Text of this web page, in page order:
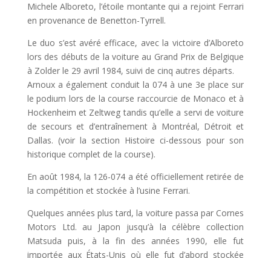
Michele Alboreto, l’étoile montante qui a rejoint Ferrari
en provenance de Benetton-Tyrrell.
Le duo s’est avéré efficace, avec la victoire d’Alboreto
lors des débuts de la voiture au Grand Prix de Belgique
à Zolder le 29 avril 1984, suivi de cinq autres départs.
Arnoux a également conduit la 074 à une 3e place sur
le podium lors de la course raccourcie de Monaco et à
Hockenheim et Zeltweg tandis qu’elle a servi de voiture
de secours et d’entraînement à Montréal, Détroit et
Dallas. (voir la section Histoire ci-dessous pour son
historique complet de la course).
En août 1984, la 126-074 a été officiellement retirée de
la compétition et stockée à l’usine Ferrari.
Quelques années plus tard, la voiture passa par Cornes
Motors Ltd. au Japon jusqu’à la célèbre collection
Matsuda puis, à la fin des années 1990, elle fut
importée aux États-Unis où elle fut d’abord stockée